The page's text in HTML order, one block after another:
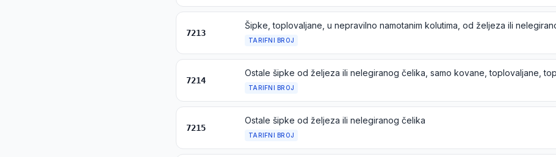
7213
Šipke, toplovaljane, u nepravilno namotanim kolutima, od željeza ili
TARIFNI BROJ
7214
TARIFNI BROJ
7215
Ostale šipke od željeza ili nelegiranog čelika
TARIFNI BROJ